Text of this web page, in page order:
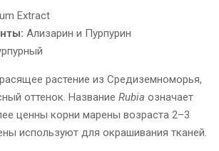
Extract
Ализарин и Пурпурин
растение из Средиземноморья,
оттенок. Название Rubia означает
ценны корни марены возраста 2–3
используют для окрашивания тканей.